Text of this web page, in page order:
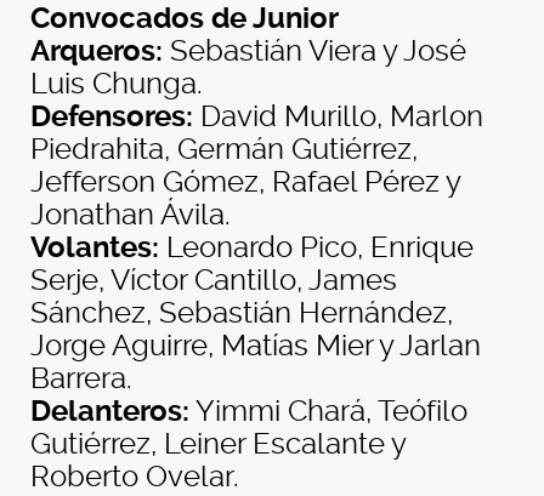
Convocados de Junior
Arqueros: Sebastián Viera y José
Luis Chunga.
Defensores: David Murillo, Marlon
Piedrahita, Germán Gutiérrez,
Jefferson Gómez, Rafael Pérez y
Jonathan Ávila.
Volantes: Leonardo Pico, Enrique
Serje, Víctor Cantillo, James
Sánchez, Sebastián Hernández,
Jorge Aguirre, Matías Mier y Jarlan
Barrera.
Delanteros: Yimmi Chará, Teófilo
Gutiérrez, Leiner Escalante y
Roberto Ovelar.